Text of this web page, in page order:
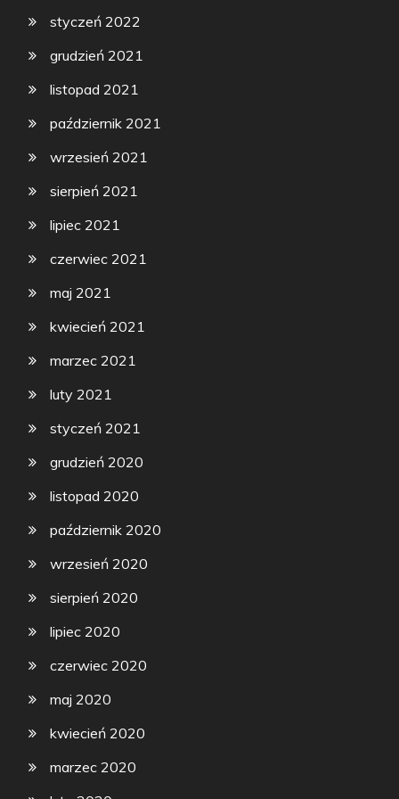
styczeń 2022
grudzień 2021
listopad 2021
październik 2021
wrzesień 2021
sierpień 2021
lipiec 2021
czerwiec 2021
maj 2021
kwiecień 2021
marzec 2021
luty 2021
styczeń 2021
grudzień 2020
listopad 2020
październik 2020
wrzesień 2020
sierpień 2020
lipiec 2020
czerwiec 2020
maj 2020
kwiecień 2020
marzec 2020